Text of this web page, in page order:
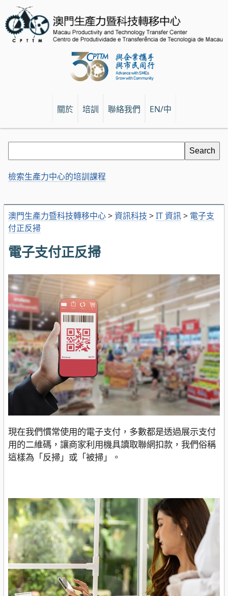
關於 培訓 聯絡我們 EN/中
澳門生產力暨科技轉移中心> 資訊科技 >IT 資訊> 電子支
付正反掃
電子支付正反掃
現在我們慣常使用的電子支付，多數都是透過展示支付
用的二維碼，讓商家利用機具讀取聯網扣款，我們俗稱
這樣為「反掃」或「被掃」。
檢索生產力中心的培訓課程